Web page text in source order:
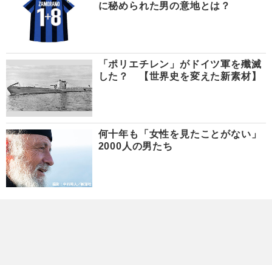
に秘められた男の意地とは？
「ポリエチレン」がドイツ軍を殲滅
した？ 【世界史を変えた新素材】
何十年も「女性を見たことがない」
2000人の男たち